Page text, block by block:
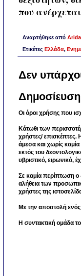
που
Αναρτήθηκε από
Ετικέτες Ελλάδα,
Δεν
Οι όροι χρήσης που
Κάτωθι των
χρήστες/ επισκέπτες.
άμεσα και χωρίς
εκτός του
υβριστικό, ειρωνικό,
Σε καμία περίπτωση ο
αλήθεια των
χρήστες της
Με την αποστολή
Η συντακτική ομάδα